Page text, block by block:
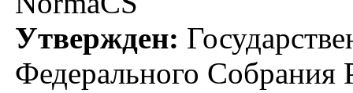
Утвержден:
Федерального Собрания